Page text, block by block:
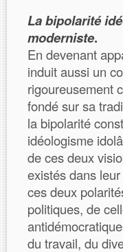
La bipolarité
moderniste.
En devenant
induit aussi un
rigoureusement
fondé sur sa
la bipolarité
idéologisme
de ces deux
existés dans
ces deux
politiques, de
du travail, du